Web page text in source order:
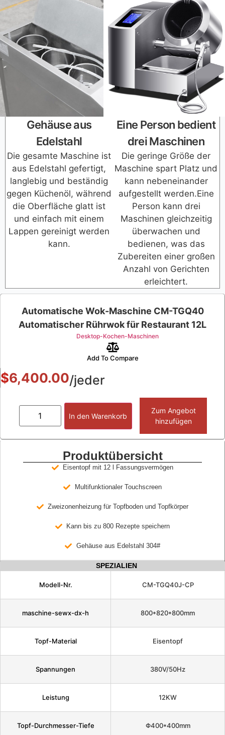
Gehäuse aus
Edelstahl
Die gesamte Maschine ist
aus Edelstahl gefertigt,
langlebig und beständig
gegen Küchenöl, während
die Oberfläche glatt ist
und einfach mit einem
Lappen gereinigt werden
kann.
Eine Person bedient
drei Maschinen
Die geringe Größe der
Maschine spart Platz und
kann nebeneinander
aufgestellt werden.Eine
Person kann drei
Maschinen gleichzeitig
überwachen und
bedienen, was das
Zubereiten einer großen
Anzahl von Gerichten
erleichtert.
Automatische Wok-Maschine CM-TGQ40
Automatischer Rührwok für Restaurant 12L
Desktop-Kochen-Maschinen
Add To Compare
$6,400.00/jeder
In den Warenkorb
Zum Angebot
hinzufügen
Produktübersicht
Eisentopf mit 12 l Fassungsvermögen
Multifunktionaler Touchscreen
Zweizonenheizung für Topfboden und Topfkörper
Kann bis zu 800 Rezepte speichern
Gehäuse aus Edelstahl 304#
SPEZIALIEN
Modell-Nr. CM-TGQ40J-CP
maschine-sewx-dx-h 800*820*800mm
Topf-Material Eisentopf
Spannungen 380V/50Hz
Leistung 12KW
Topf-Durchmesser-Tiefe Φ400*400mm